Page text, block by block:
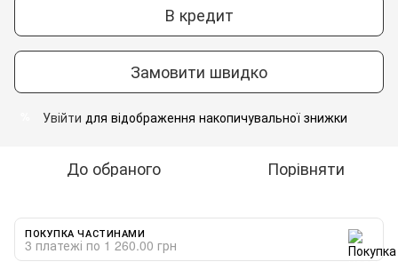
В кредит
Замовити швидко
Увійти для відображення накопичувальної знижки
До обраного Порівняти
ПОКУПКА ЧАСТИНАМИ
3 платежі по 1 260.00 грн